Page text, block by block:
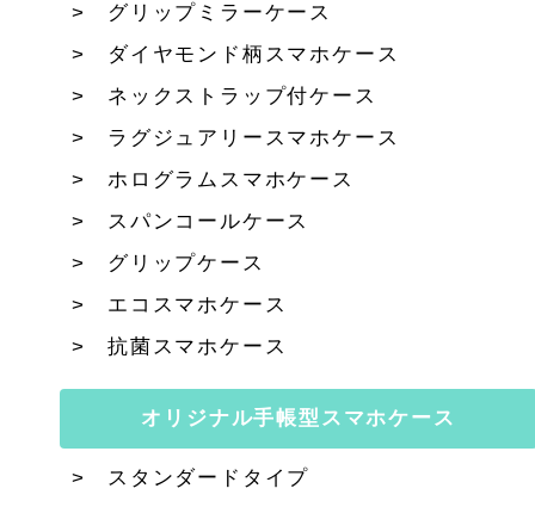
グリップミラーケース
ダイヤモンド柄スマホケース
ネックストラップ付ケース
ラグジュアリースマホケース
ホログラムスマホケース
スパンコールケース
グリップケース
エコスマホケース
抗菌スマホケース
オリジナル手帳型スマホケース
スタンダードタイプ